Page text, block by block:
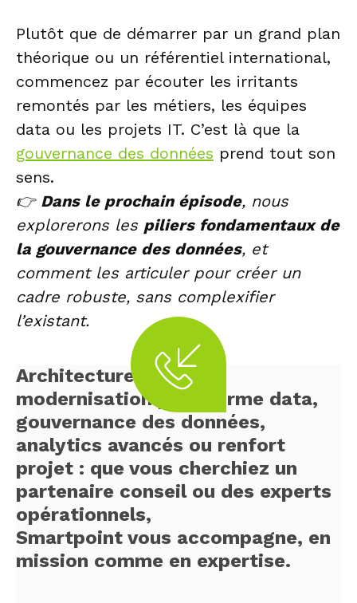
Plutôt que de démarrer par un grand plan
théorique ou un référentiel international,
commencez par écouter les irritants
remontés par les métiers, les équipes
data ou les projets IT. C’est là que la
gouvernance des données prend tout son
sens.
👉 Dans le prochain épisode, nous
explorerons les piliers fondamentaux de
la gouvernance des données, et
comment les articuler pour créer un
cadre robuste, sans complexifier
l’existant.
Architecture Data IA,
modernisation plateforme data,
gouvernance des données,
analytics avancés ou renfort
projet : que vous cherchiez un
partenaire conseil ou des experts
opérationnels,
Smartpoint vous accompagne, en
mission comme en expertise.